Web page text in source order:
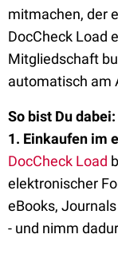
mitmachen, der
DocCheck Load
Mitgliedschaft
automatisch am
So bist Du dabei:
1. Einkaufen im
DocCheck Load
elektronischer
eBooks,
- und nimm